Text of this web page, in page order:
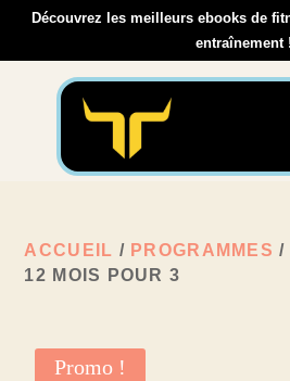
Découvrez les meilleurs ebooks de
entraînement !
ACCUEIL / PROGRAMMES /
12 MOIS POUR 3
Promo !